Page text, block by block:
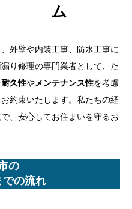
ム
外壁や内装工事、防水工事に
り修理の専門業者として、た
耐久性やメンテナンス性を考慮
約束いたします。私たちの経
、安心してお住まいを守るお
の
での流れ